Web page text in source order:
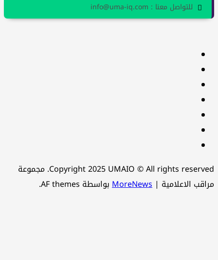
للتواصل معنا : info@uma-iq.com
facebook
Twitter
youtube
Linkedin
instagram
snapchat
Telegram
Copyright 2025 UMAIO © All rights reserved. مجموعة
الاعلامية|
MoreNewsبواسطة AF themes.